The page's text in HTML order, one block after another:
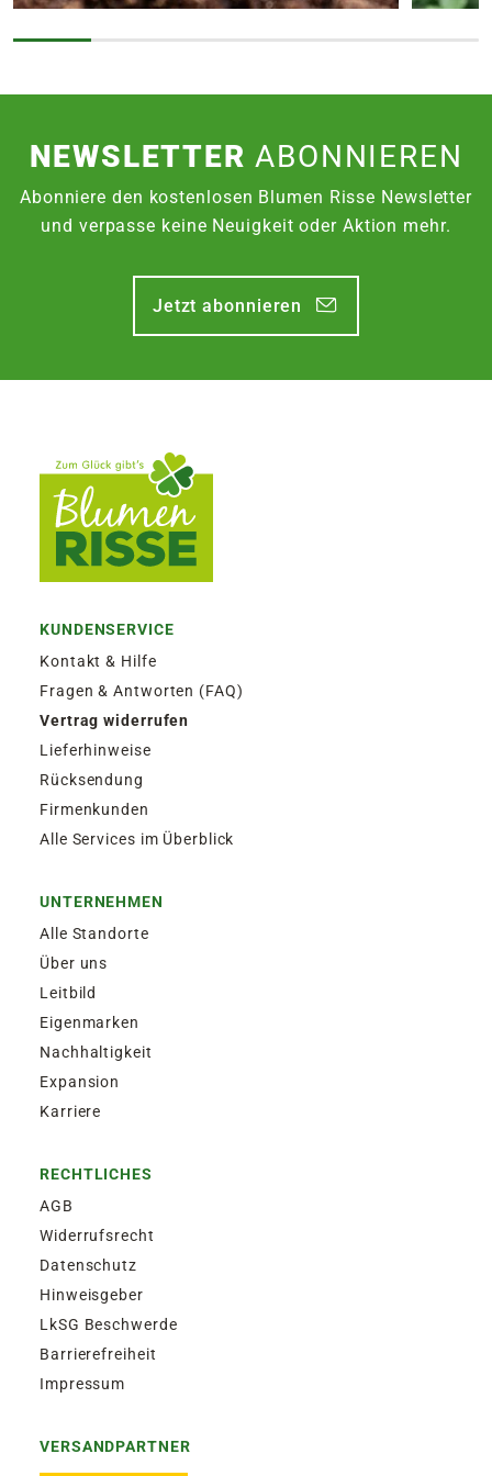
NEWSLETTERABONNIEREN
Abonniere den kostenlosen Blumen Risse Newsletter
und verpasse keine Neuigkeit oder Aktion mehr.
Jetzt abonnieren
KUNDENSERVICE
Kontakt & Hilfe
Fragen & Antworten (FAQ)
Vertrag widerrufen
Lieferhinweise
Rücksendung
Firmenkunden
Alle Services im Überblick
UNTERNEHMEN
Alle Standorte
Über uns
Leitbild
Eigenmarken
Nachhaltigkeit
Expansion
Karriere
RECHTLICHES
AGB
Widerrufsrecht
Datenschutz
Hinweisgeber
LkSG Beschwerde
Barrierefreiheit
Impressum
VERSANDPARTNER